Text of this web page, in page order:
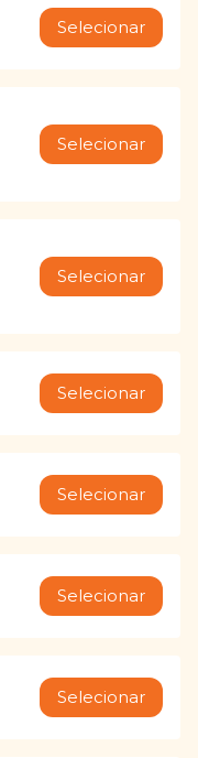
Selecionar
Selecionar
Selecionar
Selecionar
Selecionar
Selecionar
Selecionar